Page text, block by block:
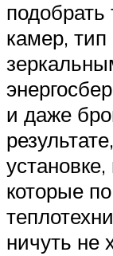
подобрать
камер, тип
и даже
которые
ничуть не